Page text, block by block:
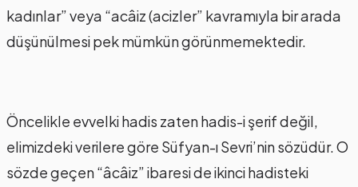
kadınlar” veya “acâiz (acizler” kavramıyla bir arada
düşünülmesi pek mümkün görünmemektedir.
Öncelikle evvelki hadis zaten hadis-i şerif değil,
elimizdeki verilere göre Süfyan-ı Sevri’nin sözüdür. O
sözde geçen “âcâiz” ibaresi de ikinci hadisteki